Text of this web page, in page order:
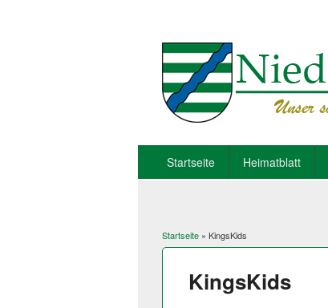
Startseite Heimatblatt
Sie sind hier
Startseite » KingsKids
KingsKids